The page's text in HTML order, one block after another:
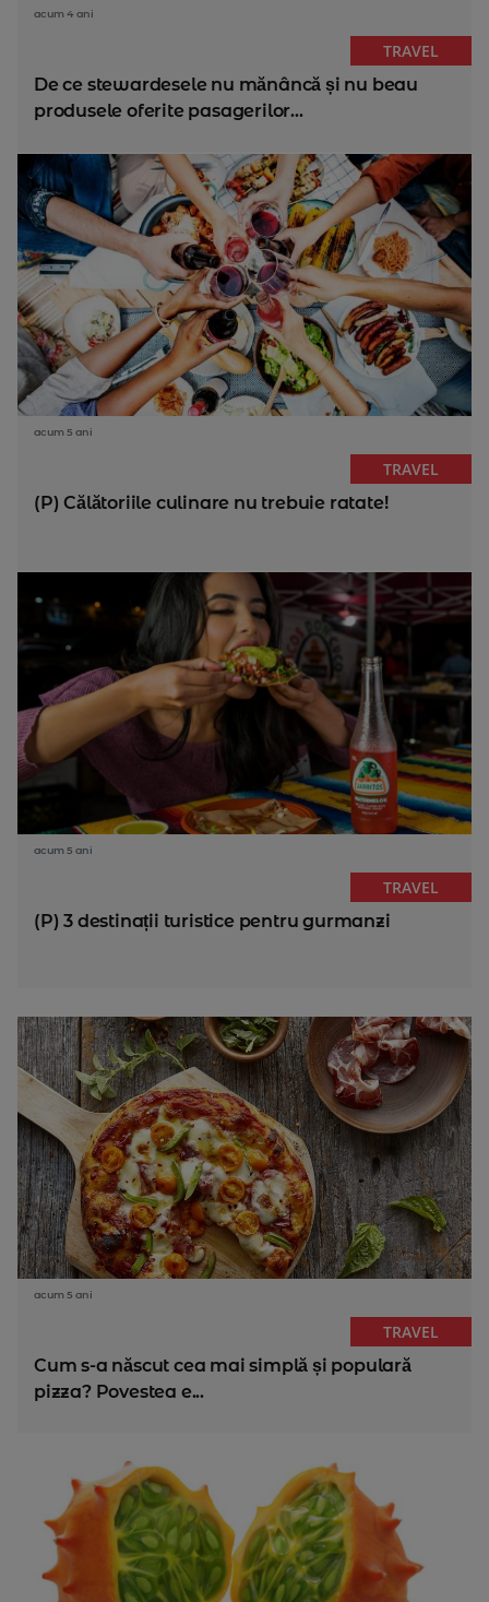
acum 4 ani
TRAVEL
De ce stewardesele nu mănâncă și nu beau
produsele oferite pasagerilor...
acum 5 ani
TRAVEL
(P) Călătoriile culinare nu trebuie ratate!
acum 5 ani
TRAVEL
(P) 3 destinații turistice pentru gurmanzi
acum 5 ani
TRAVEL
Cum s-a născut cea mai simplă și populară
pizza? Povestea e...